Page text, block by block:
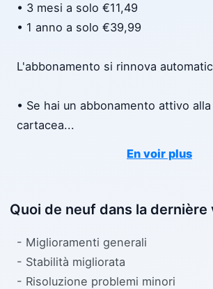
• 3 mesi a solo €11,49
• 1 anno a solo €39,99
L'abbonamento si rinnova
• Se hai un abbonamento attivo
cartacea...
En voir plus
Quoi de neuf dans la dernière
- Miglioramenti generali
- Stabilità migliorata
- Risoluzione problemi minori